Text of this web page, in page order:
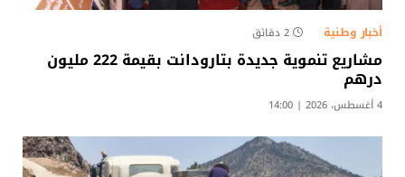
أخبار وطنية 2 دقائق
مشاريع تنموية جديدة بتارودانت بقيمة 222 مليون
درهم
4 أغسطس، 2026 | 14:00